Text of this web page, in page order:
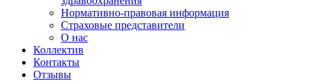
Нормативно-правовая информация
Страховые представители
О нас
Коллектив
Контакты
Отзывы